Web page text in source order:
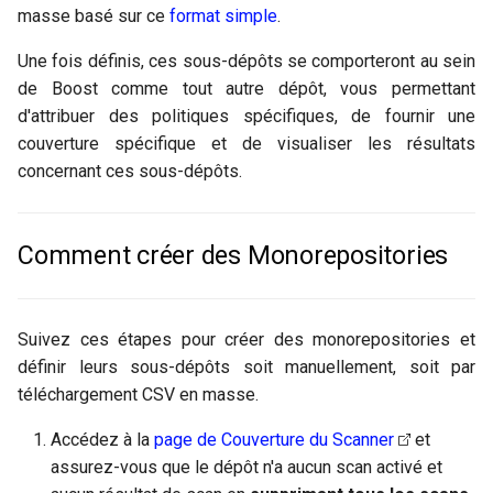
i
o
n
e
a
e
c
Intégration avec des tiers
Suppression de données
GitLab
Jenkins
masse basé sur ce format simple.
Une fois définis, ces sous-dépôts se comporteront au sein
de Boost comme tout autre dépôt, vous permettant
d'attribuer des politiques spécifiques, de fournir une
couverture spécifique et de visualiser les résultats
concernant ces sous-dépôts.
Comment créer des Monorepositories
Suivez ces étapes pour créer des monorepositories et
définir leurs sous-dépôts soit manuellement, soit par
téléchargement CSV en masse.
Accédez à la page de Couverture du Scanner
et
assurez-vous que le dépôt n'a aucun scan activé et